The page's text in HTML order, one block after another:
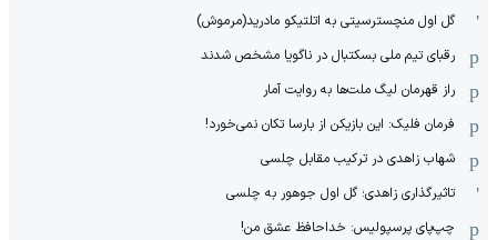
گل اول منچسترسیتی به اتلتیکو مادرید(مرموش)
رقبای تیم ملی بسکتبال در ناگویا مشخص‌ شدند
راز قهرمان لیگ ملت‌ها به روایت آمار
فرمان فلیک: این بازیکن از بارسا تکان نمی‌خورد!
شهاب زاهدی در ترکیب مقابل چلسی
تاثیرگذاری زاهدی؛ گل اول جوهور به چلسی
چپ‌پای پرسپولیس: خداحافظ عشق من!